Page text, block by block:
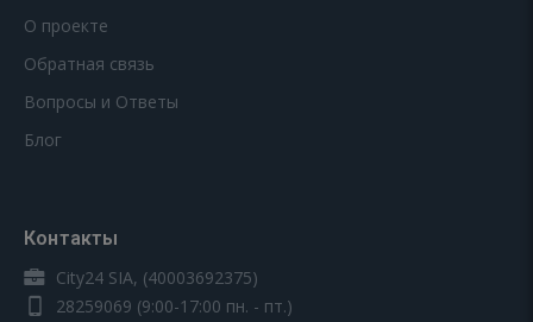
О проекте
Обратная связь
Вопросы и Ответы
Блог
Контакты
City24 SIA, (40003692375)
28259069 (9:00-17:00 пн. - пт.)